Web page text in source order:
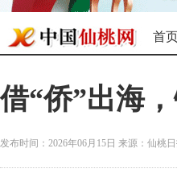
首
借“侨”出海
发布时间：2026年06月15日 来源： 仙桃